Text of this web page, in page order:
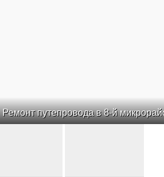
в 8-й микрорайон Одинцово